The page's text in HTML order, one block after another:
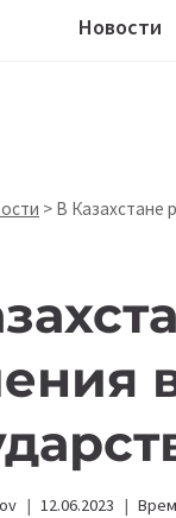
Новости
> В Казахстане
12.06.2023